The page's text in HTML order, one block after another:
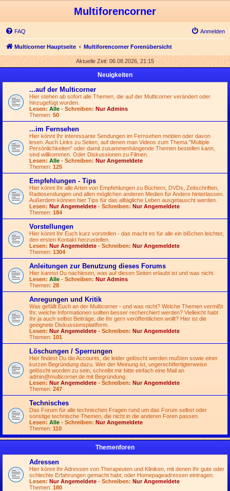
Multiforencorner
FAQ Anmelden
Multicorner Hauptseite Multiforencorner Forenübersicht
Aktuelle Zeit: 06.08.2026, 21:15
Neuigkeiten
...auf der Multicorner
Hier stehen ab sofort alle Themen, die auf der Multicorner verändert oder
hinzugefügt wurden.
Lesen: Alle - Schreiben: Nur Admins
Themen: 50
...im Fernsehen
Hier könnt Ihr interessante Sendungen im Fernsehen melden oder davon
lesen. Auch Links zu Seiten, auf denen man Videos zum Thema "Multiple
Persönlichkeiten" oder damit zusammenhängende Themen bestellen kann,
sind willkommen. Oder Diskussionen zu Filmen.
Lesen: Alle - Schreiben: Nur Angemeldete
Themen: 125
Empfehlungen - Tips
Hier könnt Ihr alle Arten von Empfehlungen zu Büchern, DVDs, Zeitschriften,
Radiosendungen und allen möglichen anderen Medien für Andere hinterlassen.
Außerdem können hier Tips für das alltägliche Leben ausgetauscht werden.
Lesen: Nur Angemeldete - Schreiben: Nur Angemeldete
Themen: 184
Vorstellungen
Hier könnt Ihr Euch kurz vorstellen - das macht es für alle ein bißchen leichter,
den ersten Kontakt herzustellen.
Lesen: Nur Angemeldete - Schreiben: Nur Angemeldete
Themen: 1304
Anleitungen zur Benutzung dieses Forums
Hier kannst Du nachlesen, was auf diesen Seiten erlaubt ist und was nicht.
Lesen: Alle - Schreiben: Nur Admins
Themen: 28
Anregungen und Kritik
Was gefällt Euch an der Multicorner - und was nicht? Welche Themen vermißt
Ihr, welche Informationen sollten besser recherchiert werden? Vielleicht habt
Ihr ja auch selbst Beiträge, die Ihr gern veröffentlichen wollt? Hier ist die
geeignete Diskussionsplattform.
Lesen: Nur Angemeldete - Schreiben: Nur Angemeldete
Themen: 101
Löschungen / Sperrungen
Hier findest Du die Accounts, die leider gelöscht werden mußten sowie einer
kurzen Begründung dazu. Wer der Meinung ist, ungerechtfertigterweise
gelöscht worden zu sein, schreibt mir bitte einfach eine Mail an
admin@multicorner.de mit Begründung.
Lesen: Nur Angemeldete - Schreiben: Nur Angemeldete
Themen: 247
Technisches
Das Forum für alle technischen Fragen rund um das Forum selbst oder
sonstige technische Themen, die nicht in die anderen Foren passen.
Lesen: Alle - Schreiben: Nur Angemeldete
Themen: 110
Themenforen
Adressen
Hier könnt Ihr Adressen von Therapeuten und Kliniken, mit denen Ihr gute oder
schlechte Erfahrungen gemacht habt, oder Homepageadressen eintragen.
Lesen: Nur Angemeldete - Schreiben: Nur Angemeldete
Themen: 180